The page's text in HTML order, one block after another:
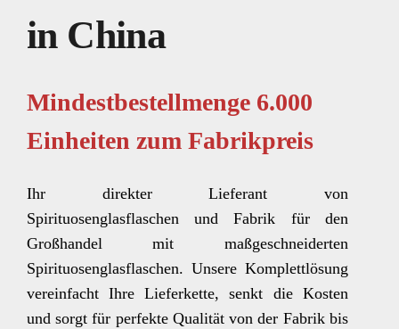
in China
Mindestbestellmenge 6.000
Einheiten zum Fabrikpreis
Ihr direkter Lieferant von
Spirituosenglasflaschen und Fabrik für den
Großhandel mit maßgeschneiderten
Spirituosenglasflaschen. Unsere Komplettlösung
vereinfacht Ihre Lieferkette, senkt die Kosten
und sorgt für perfekte Qualität von der Fabrik bis